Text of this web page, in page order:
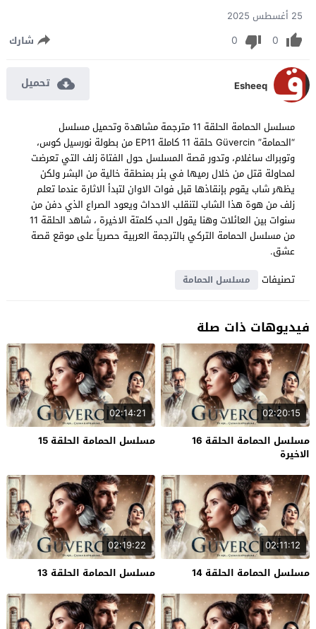
25 أغسطس 2025
0
0 شارك
Esheeq تحميل
مسلسل الحمامة الحلقة 11 مترجمة مشاهدة وتحميل مسلسل
“الحمامة” Güvercin حلقة 11 كاملة EP11 من بطولة نورسيل كوس،
وتوبراك ساغلام، وتدور قصة المسلسل حول الفتاة زلف التي تعرضت
لمحاولة قتل من خلال رميها في بئر بمنطقة خالية من البشر ولكن
يظهر شاب يقوم بإنقاذها قبل فوات الاوان لتبدأ الاثارة عندما تعلم
زلف من هوة هذا الشاب لتنقلب الاحداث ويعود الصراع الذي دفن من
سنوات بين العائلات وهنا يقول الحب كلمتة الاخيرة ، شاهد الحلقة 11
من مسلسل الحمامة التركي بالترجمة العربية حصرياً على موقع قصة
عشق.
تصنيفات
مسلسل الحمامة
فيديوهات ذات صلة
02:20:15
مسلسل الحمامة الحلقة 16
الاخيرة
02:14:21
مسلسل الحمامة الحلقة 15
02:11:12
مسلسل الحمامة الحلقة 14
02:19:22
مسلسل الحمامة الحلقة 13